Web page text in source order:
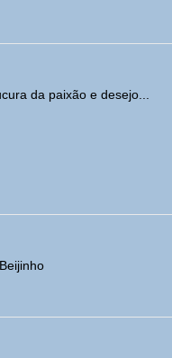
da paixão e desejo...